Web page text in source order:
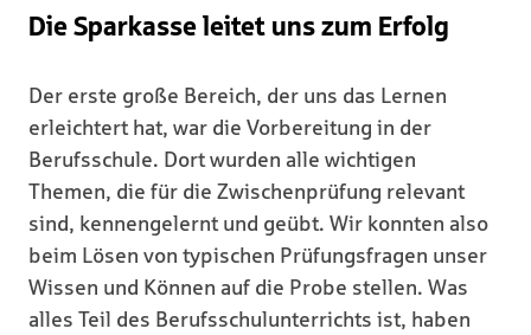
Die Sparkasse leitet uns zum Erfolg
Der erste große Bereich, der uns das Lernen
erleichtert hat, war die Vorbereitung in der
Berufsschule. Dort wurden alle wichtigen
Themen, die für die Zwischenprüfung relevant
sind, kennengelernt und geübt. Wir konnten also
beim Lösen von typischen Prüfungsfragen unser
Wissen und Können auf die Probe stellen. Was
alles Teil des Berufsschulunterrichts ist, haben